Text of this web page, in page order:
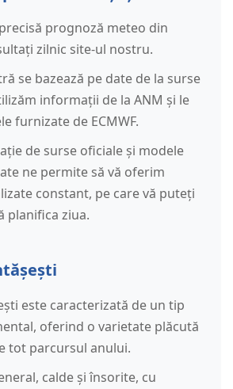
prognoză meteo din
zilnic site-ul nostru.
se bazează pe date de la surse
informații de la ANM și le
furnizate de ECMWF.
de surse oficiale și modele
ne permite să vă oferim
constant, pe care vă puteți
planifica ziua.
este caracterizată de un tip
oferind o varietate plăcută
tot parcursul anului.
calde și însorite, cu